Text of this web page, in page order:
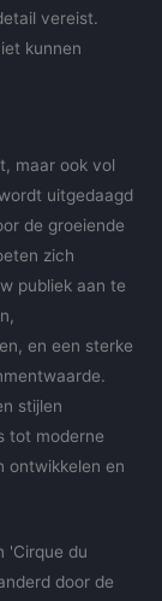
vereist.
kunnen
maar ook vol
uitgedaagd
de groeiende
zich
publiek aan te
en een sterke
stijlen
tot moderne
ontwikkelen en
'Cirque du
door de